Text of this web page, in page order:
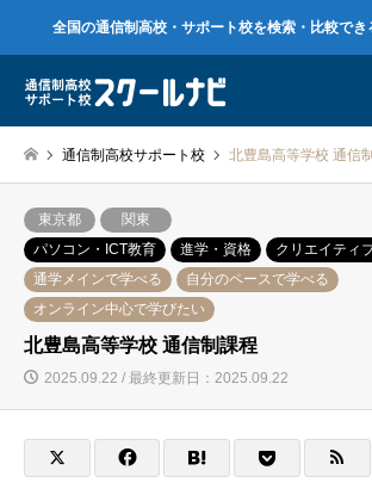
全国の通信制高校・サポート校を検索・比較でき
通信制高校サポート校 北豊島高等学校 通信
東京都
関東
パソコン・ICT教育
進学・資格 クリエイティ
通学メインで学べる
自分のペースで学べる
オンライン中心で学びたい
北豊島高等学校 通信制課程
2025.09.22 / 最終更新日：2025.09.22